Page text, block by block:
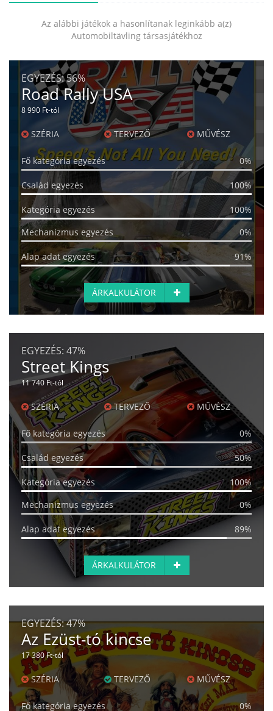
Az alábbi játékok a hasonlítanak leginkább a(z)
Automobiltävling társasjátékhoz
EGYEZÉS:56%
Road Rally USA
8 990 Ft-tól
SZÉRIA TERVEZŐ MŰVÉSZ
Fő kategória egyezés 0%
Család egyezés 100%
Kategória egyezés
100%
Mechanizmus egyezés
0%
Alap adat egyezés 91%
ÁRKALKULÁTOR
EGYEZÉS: 47%
Street Kings
11 740 Ft-tól
SZÉRIA TERVEZŐ MŰVÉSZ
Fő kategória egyezés 0%
Család egyezés 50%
Kategória egyezés
100%
Mechanizmus egyezés
0%
Alap adat egyezés 89%
ÁRKALKULÁTOR
EGYEZÉS:47%
Az Ezüst-tó kincse
17 380 Ft-tól
SZÉRIA TERVEZŐ MŰVÉSZ
Fő kategória egyezés 0%